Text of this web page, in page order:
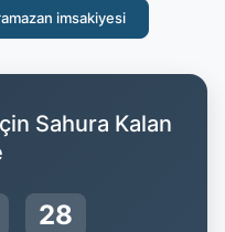
imsakiyesi
Sahura Kalan
28